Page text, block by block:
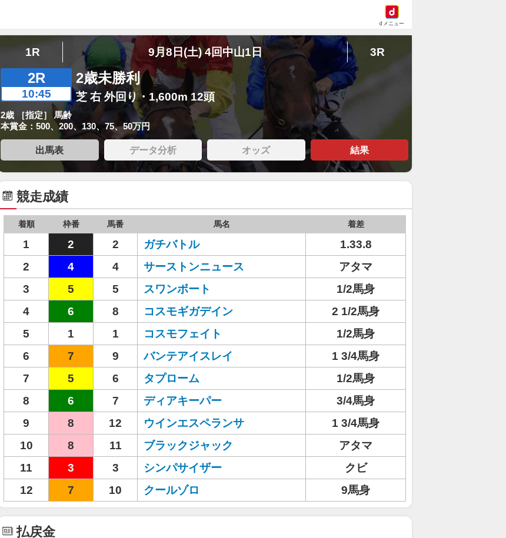
dメニュー
1R 9月8日(土) 4回中山1日 3R
2R
10:45
2歳未勝利
芝 右 外回り・1,600m 12頭
2歳 ［指定］ 馬齢
本賞金：500、200、130、75、50万円
出馬表 データ分析 オッズ 結果
競走成績
着順 枠番 馬番 馬名 着差
1 2 2 ガチバトル
1.33.8
2
4 4 サーストンニュース
アタマ
3
5 5 スワンボート
1/2馬身
4
6 8 コスモギガデイン
2 1/2馬身
5
1 1 コスモフェイト
1/2馬身
6
7 9 バンテアイスレイ
1 3/4馬身
7
5 6 タプローム
1/2馬身
8
6 7 ディアキーパー
3/4馬身
9
8 12 ウインエスペランサ
1 3/4馬身
10
8 11 ブラックジャック
アタマ
11
3 3 シンパサイザー
クビ
12
7 10 クールゾロ 9馬身
払戻金